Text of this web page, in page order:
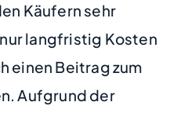
Käufern sehr
langfristig Kosten
einen Beitrag zum
Aufgrund der